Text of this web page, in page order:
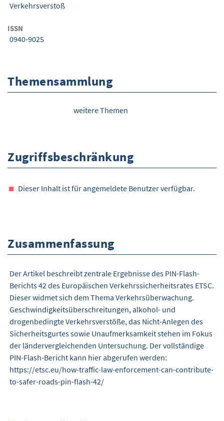
Verkehrsverstoß
ISSN
0940-9025
Themensammlung
weitere Themen
Zugriffsbeschränkung
Dieser Inhalt ist für angemeldete Benutzer verfügbar.
Zusammenfassung
Der Artikel beschreibt zentrale Ergebnisse des PIN-Flash-
Berichts 42 des Europäischen Verkehrssicherheitsrates ETSC.
Dieser widmet sich dem Thema Verkehrsüberwachung.
Geschwindigkeitsüberschreitungen, alkohol- und
drogenbedingte Verkehrsverstöße, das Nicht-Anlegen des
Sicherheitsgurtes sowie Unaufmerksamkeit stehen im Fokus
der ländervergleichenden Untersuchung. Der vollständige
PIN-Flash-Bericht kann hier abgerufen werden:
https://etsc.eu/how-traffic-law-enforcement-can-contribute-
to-safer-roads-pin-flash-42/